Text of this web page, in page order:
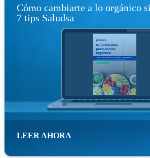
Cómo cambiarte a lo orgánico
7 tips Saludsa
LEER AHORA